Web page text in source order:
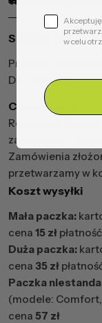
Sposób wysyłki
Przesyłki
DHL oraz UPS.
Czas realizacji
Realizacja trwa od
zamówienia i
Zamówienia
przetwarzamy w
Koszt wysyłki
Mała paczka:
cena 15 zł
Duża paczka:
cena 35 zł
Paczka
(modele: Comfort,
cena 57 zł
w celu